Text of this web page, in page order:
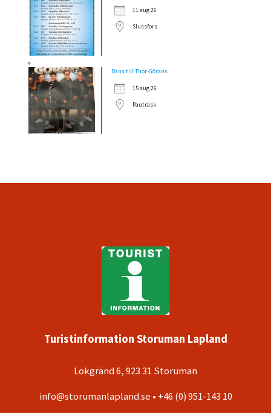
11 aug 26
Slussfors
Dans till Thor-Görans
15 aug 26
Pauträsk
Turistinformation Storuman Lapland
Lokgränd 6, 923 31 Storuman
info@storumanlapland.se • +46 (0) 951-143 10